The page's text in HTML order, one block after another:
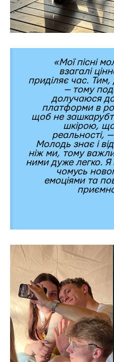
«Мої пісні
взагалі
приділяє час.
— тому
долучаюся
платформи в
щоб не
шкірою,
реальності, —
Молодь знає і
ніж ми, тому
ними дуже легко. Я
чомусь
емоціями та